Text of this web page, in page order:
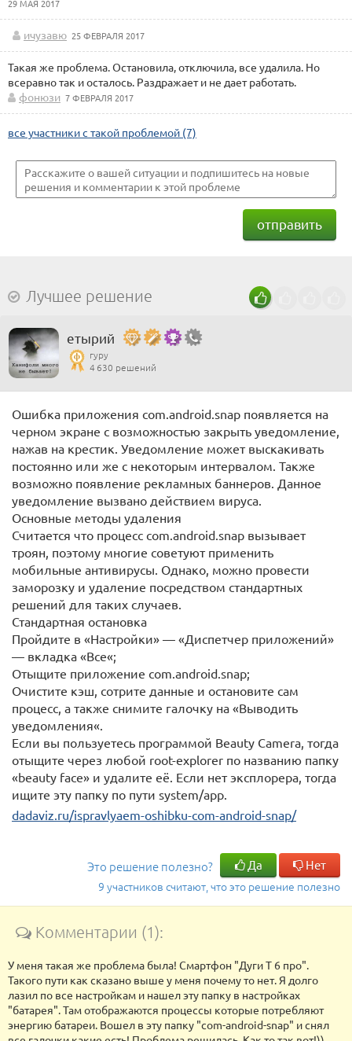
29 МАЯ 2017
ичузавю 25 ФЕВРАЛЯ 2017
Такая же проблема. Остановила, отключила, все удалила. Но
всеравно так и осталось. Раздражает и не дает работать.
фонюзи 7 ФЕВРАЛЯ 2017
все участники с такой проблемой (7)
отправить
Лучшее решение
етырий
гуру
4 630 решений
Ошибка приложения com.android.snap появляется на
черном экране с возможностью закрыть уведомление,
нажав на крестик. Уведомление может выскакивать
постоянно или же с некоторым интервалом. Также
возможно появление рекламных баннеров. Данное
уведомление вызвано действием вируса.
Основные методы удаления
Считается что процесс com.android.snap вызывает
троян, поэтому многие советуют применить
мобильные антивирусы. Однако, можно провести
заморозку и удаление посредством стандартных
решений для таких случаев.
Стандартная остановка
Пройдите в «Настройки» — «Диспетчер приложений»
— вкладка «Все«;
Отыщите приложение com.android.snap;
Очистите кэш, сотрите данные и остановите сам
процесс, а также снимите галочку на «Выводить
уведомления«.
Если вы пользуетесь программой Beauty Camera, тогда
отыщите через любой root-explorer по названию папку
«beauty face» и удалите её. Если нет эксплорера, тогда
ищите эту папку по пути system/app.
dadaviz.ru/ispravlyaem-oshibku-com-android-snap/
Это решение полезно? Да Нет
9 участников считают, что это решение полезно
Комментарии (1):
У меня такая же проблема была! Смартфон "Дуги Т 6 про".
Такого пути как сказано выше у меня почему то нет. Я долго
лазил по все настройкам и нашел эту папку в настройках
"батарея". Там отображаются процессы которые потребляют
энергию батареи. Вошел в эту папку "com-android-snap" и снял